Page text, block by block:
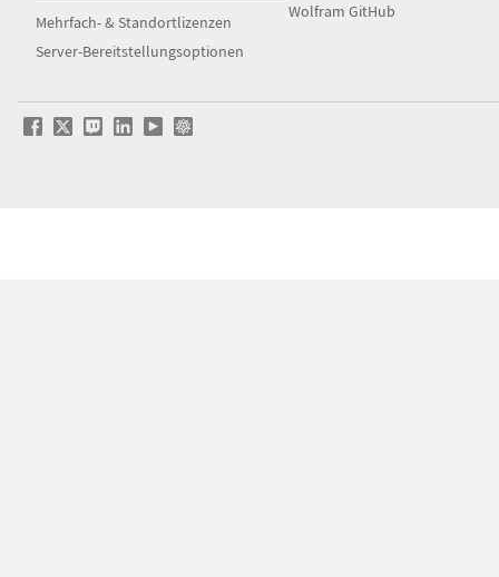
Mehrfach- & Standortlizenzen
Server-Bereitstellungsoptionen
Wolfram GitHub